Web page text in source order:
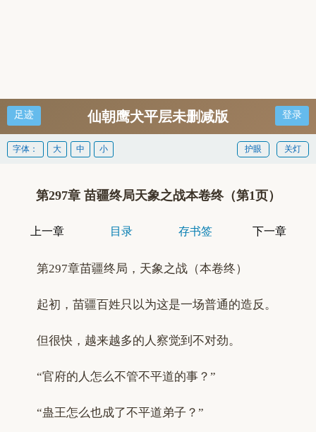
足迹 仙朝鹰犬平层未删减版 登录
关灯
护眼
字体： 大 中 小
第297章 苗疆终局天象之战本卷终（第1页）
上一章 目录 存书签 下一章
第297章苗疆终局，天象之战（本卷终）
起初，苗疆百姓只以为这是一场普通的造反。
但很快，越来越多的人察觉到不对劲。
“官府的人怎么不管不平道的事？”
“蛊王怎么也成了不平道弟子？”